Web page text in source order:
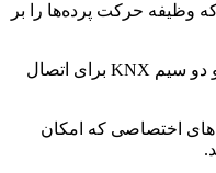
وظیفه حرکت پرده‌ها را بر
شامل فاز، نول، ارت و دو سیم KNX برای اتصال
اختصاصی که امکان